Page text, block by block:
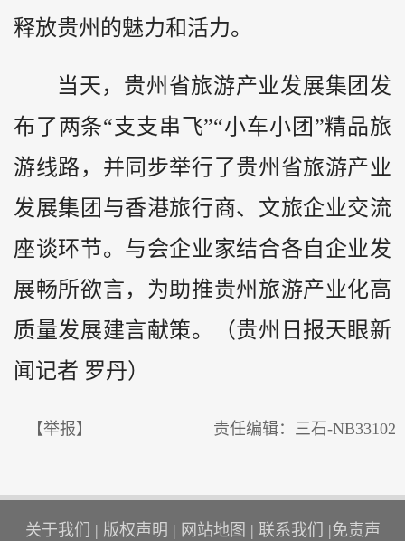
释放贵州的魅力和活力。
当天，贵州省旅游产业发展集团发
布了两条“支支串飞”“小车小团”精品旅
游线路，并同步举行了贵州省旅游产业
发展集团与香港旅行商、文旅企业交流
座谈环节。与会企业家结合各自企业发
展畅所欲言，为助推贵州旅游产业化高
质量发展建言献策。（贵州日报天眼新
闻记者 罗丹）
【举报】 责任编辑：三石-NB33102
关于我们 | 版权声明 | 网站地图 | 联系我们 |免责声